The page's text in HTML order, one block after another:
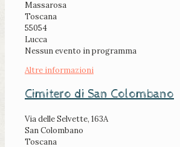
Massarosa
Toscana
55054
Lucca
Nessun evento in programma
Altre informazioni
Cimitero di San Colombano
Via delle Selvette, 163A
San Colombano
Toscana